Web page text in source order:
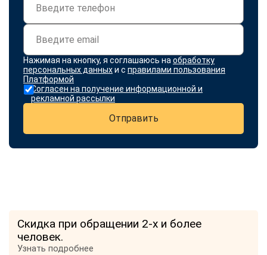
Нажимая на кнопку, я соглашаюсь на обработку
персональных данныхи с правилами пользования
Платформой
Согласен на получение информационной и
рекламной рассылки
Отправить
Скидка при обращении 2-х и более
человек.
Узнать подробнее
ChatApp